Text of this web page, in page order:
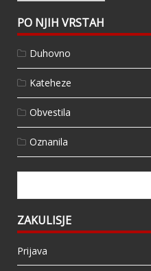
PO NJIH VRSTAH
Duhovno
Kateheze
Obvestila
Oznanila
ZAKULISJE
Prijava